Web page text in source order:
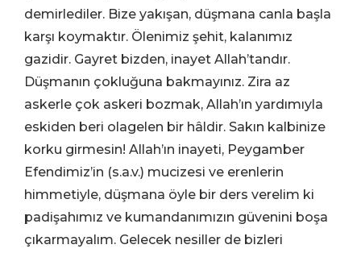
demirlediler. Bize yakışan, düşmana canla başla
karşı koymaktır. Ölenimiz şehit, kalanımız
gazidir. Gayret bizden, inayet Allah’tandır.
Düşmanın çokluğuna bakmayınız. Zira az
askerle çok askeri bozmak, Allah’ın yardımıyla
eskiden beri olagelen bir hâldir. Sakın kalbinize
korku girmesin! Allah’ın inayeti, Peygamber
Efendimiz’in (s.a.v.) mucizesi ve erenlerin
himmetiyle, düşmana öyle bir ders verelim ki
padişahımız ve kumandanımızın güvenini boşa
çıkarmayalım. Gelecek nesiller de bizleri